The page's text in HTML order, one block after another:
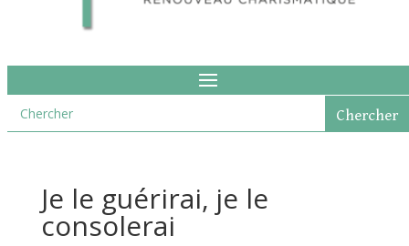
Je le guérirai, je le
consolerai